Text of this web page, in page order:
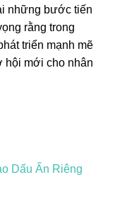
những bước tiến
rằng trong
triển mạnh mẽ
hội mới cho nhân
Dấu Ấn Riêng